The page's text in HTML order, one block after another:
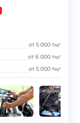
от5 000 тңг
от6 000 тңг
от5 000 тңг